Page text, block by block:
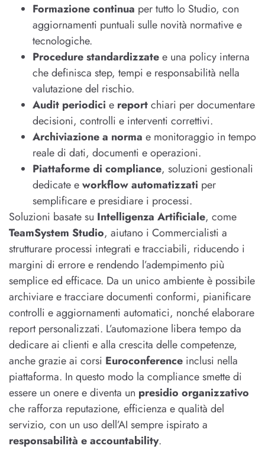
Formazione continua per tutto lo Studio, con
aggiornamenti puntuali sulle novità normative e
tecnologiche.
Procedure standardizzatee una policy interna
che definisca step, tempi e responsabilità nella
valutazione del rischio.
Audit periodici e reportchiari per documentare
decisioni, controlli e interventi correttivi.
Archiviazione a norma e monitoraggio in tempo
reale di dati, documenti e operazioni.
Piattaforme di compliance, soluzioni gestionali
dedicate eworkflow automatizzati per
semplificare e presidiare i processi.
Soluzioni basate su Intelligenza Artificiale, come
TeamSystem Studio, aiutano i Commercialisti a
strutturare processi integrati e tracciabili, riducendo i
margini di errore e rendendo l’adempimento più
semplice ed efficace. Da un unico ambiente è possibile
archiviare e tracciare documenti conformi, pianificare
controlli e aggiornamenti automatici, nonché elaborare
report personalizzati. L’automazione libera tempo da
dedicare ai clienti e alla crescita delle competenze,
anche grazie ai corsi Euroconference inclusi nella
piattaforma. In questo modo la compliance smette di
essere un onere e diventa un presidio organizzativo
che rafforza reputazione, efficienza e qualità del
servizio, con un uso dell’AI sempre ispirato a
responsabilità e accountability.